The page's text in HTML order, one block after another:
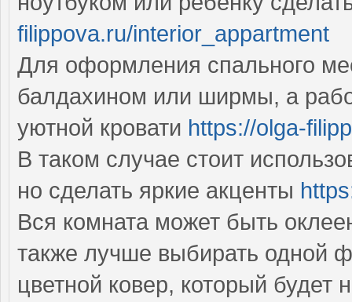
filippova.ru/interior_appartment
Для оформления спального
балдахином или ширмы, а
уютной кровати https://olga-
В таком случае стоит
но сделать яркие акценты
Вся комната может быть
также лучше выбирать одной
цветной ковер, который будет